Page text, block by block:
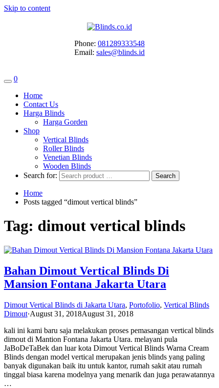
Skip to content
Phone: 081289333548
Email: sales@blinds.id
0
Home
Contact Us
Harga Blinds
Harga Gorden
Shop
Vertical Blinds
Roller Blinds
Venetian Blinds
Wooden Blinds
Search for:
Home
Posts tagged “dimout vertical blinds”
Tag: dimout vertical blinds
Bahan Dimout Vertical Blinds Di
Mansion Fontana Jakarta Utara
Dimout Vertical Blinds di Jakarta Utara, Portofolio, Vertical Blinds
Dimout·August 31, 2018August 31, 2018
kali ini kami baru saja melakukan proses pemasangan vertical blinds
dimout di Mantion Fontana Jakarta Utara. melayani pula
JaBoDeTaBek dan luar kota Dimout Vertical Blinds Warna Cream
Blinds dengan model vertical merupakan jenis blinds yang paling
banyak digunakan baik itu untuk kantor, rumah sakit atau rumah
tinggal biasa karena modelnya yang menarik dan juga perawatannya
…